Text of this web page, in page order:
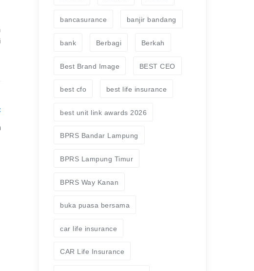
bancasurance banjir bandang
bank Berbagi Berkah
Best Brand Image BEST CEO
best cfo best life insurance
best unit link awards 2026
BPRS Bandar Lampung
BPRS Lampung Timur
BPRS Way Kanan
buka puasa bersama
car life insurance
CAR Life Insurance